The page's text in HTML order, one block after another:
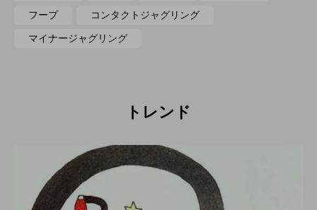
フープ コンタクトジャグリング
マイナージャグリング
トレンド